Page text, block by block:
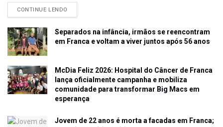
CONTINUE LENDO
Separados na infância, irmãos se reencontram
em Franca e voltam a viver juntos após 56 anos
McDia Feliz 2026: Hospital do Câncer de Franca
lança oficialmente campanha e mobiliza
comunidade para transformar Big Macs em
esperança
Jovem de 22 anos é morta a facadas em Franca;